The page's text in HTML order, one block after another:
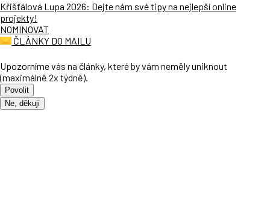
Křišťálová Lupa 2026: Dejte nám své tipy na nejlepší online
projekty!
NOMINOVAT
ČLÁNKY DO MAILU
Upozorníme vás na články, které by vám neměly uniknout
(maximálně 2x týdně).
Povolit
Ne, děkuji